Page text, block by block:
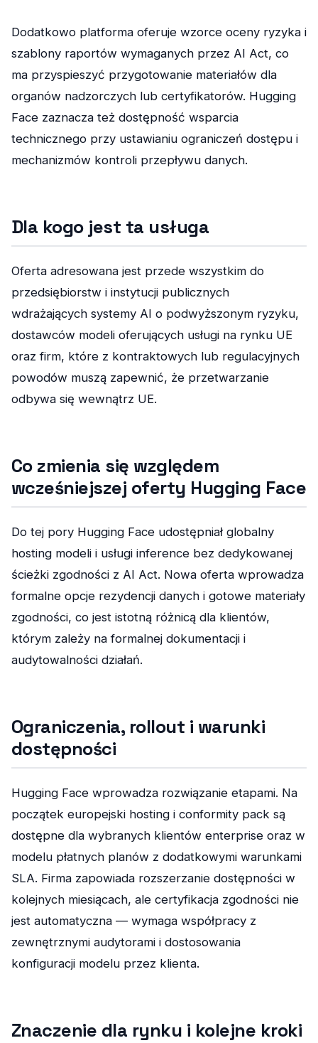
Dodatkowo platforma oferuje wzorce oceny ryzyka i
szablony raportów wymaganych przez AI Act, co
ma przyspieszyć przygotowanie materiałów dla
organów nadzorczych lub certyfikatorów. Hugging
Face zaznacza też dostępność wsparcia
technicznego przy ustawianiu ograniczeń dostępu i
mechanizmów kontroli przepływu danych.
Dla kogo jest ta usługa
Oferta adresowana jest przede wszystkim do
przedsiębiorstw i instytucji publicznych
wdrażających systemy AI o podwyższonym ryzyku,
dostawców modeli oferujących usługi na rynku UE
oraz firm, które z kontraktowych lub regulacyjnych
powodów muszą zapewnić, że przetwarzanie
odbywa się wewnątrz UE.
Co zmienia się względem
wcześniejszej oferty Hugging Face
Do tej pory Hugging Face udostępniał globalny
hosting modeli i usługi inference bez dedykowanej
ścieżki zgodności z AI Act. Nowa oferta wprowadza
formalne opcje rezydencji danych i gotowe materiały
zgodności, co jest istotną różnicą dla klientów,
którym zależy na formalnej dokumentacji i
audytowalności działań.
Ograniczenia, rollout i warunki
dostępności
Hugging Face wprowadza rozwiązanie etapami. Na
początek europejski hosting i conformity pack są
dostępne dla wybranych klientów enterprise oraz w
modelu płatnych planów z dodatkowymi warunkami
SLA. Firma zapowiada rozszerzanie dostępności w
kolejnych miesiącach, ale certyfikacja zgodności nie
jest automatyczna — wymaga współpracy z
zewnętrznymi audytorami i dostosowania
konfiguracji modelu przez klienta.
Znaczenie dla rynku i kolejne kroki